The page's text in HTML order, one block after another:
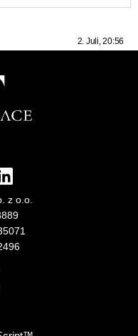
2. Juli, 20:56
z o.o.